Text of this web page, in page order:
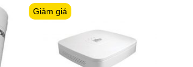
Giảm giá